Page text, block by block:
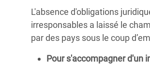
L'absence d'obligations
irresponsables a laissé le
par des pays sous le coup
Pour s'accompagner d'un